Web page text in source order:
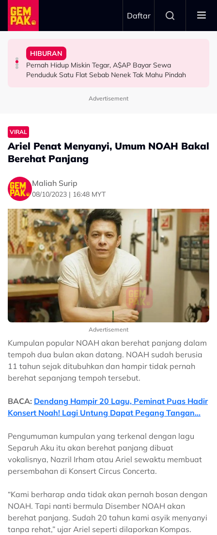
Skip to main content
Daftar
HIBURAN
Permintaan Aneh Jared Leto Di Lokasi, Minta Nelayan
Tangkap Ikan Segar Setiap Hari
HIBURAN
Pernah Hidup Miskin Tegar, A$AP Bayar Sewa
Penduduk Satu Flat Sebab Nenek Tak Mahu Pindah
HIBURAN
“Jangan Meroyan,Merentan...” - Ammar Alfian Pertahan
Aliff Aziz, Minta Netizen Berhenti Menghukum
HIBURAN
The Tomei Girls: Satu Wanita, Pelbagai Ekspresi
Advertisement
VIRAL
Ariel Penat Menyanyi, Umum NOAH Bakal
Berehat Panjang
Maliah Surip
08/10/2023 | 16:48 MYT
Advertisement
Kumpulan popular NOAH akan berehat panjang dalam
tempoh dua bulan akan datang. NOAH sudah berusia
11 tahun sejak ditubuhkan dan hampir tidak pernah
berehat sepanjang tempoh tersebut.
BACA: Dendang Hampir 20 Lagu, Peminat Puas Hadir
Konsert Noah! Lagi Untung Dapat Pegang Tangan...
Pengumuman kumpulan yang terkenal dengan lagu
Separuh Aku itu akan berehat panjang dibuat
vokalisnya, Nazril Irham atau Ariel sewaktu membuat
persembahan di Konsert Circus Concerta.
“Kami berharap anda tidak akan pernah bosan dengan
NOAH. Tapi nanti bermula Disember NOAH akan
berehat panjang. Sudah 20 tahun kami asyik menyanyi
tanpa rehat,” ujar Ariel seperti dilaporkan Kompas.